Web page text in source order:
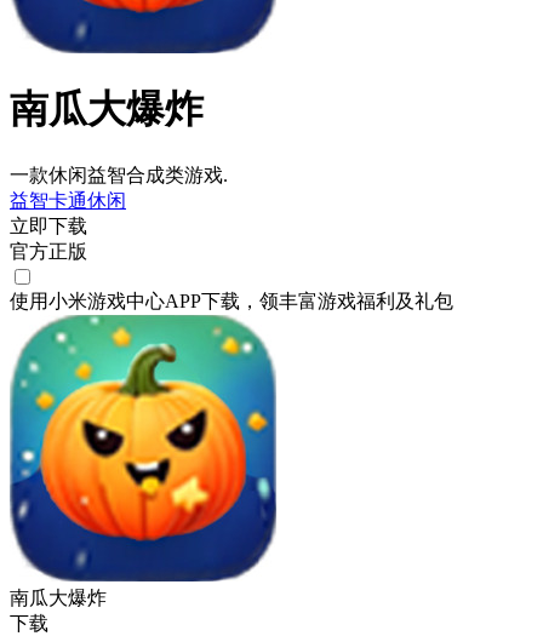
南瓜大爆炸
一款休闲益智合成类游戏.
益智卡通休闲
立即下载
官方正版
使用小米游戏中心APP下载 ，领丰富游戏福利 及礼包
南瓜大爆炸
下载